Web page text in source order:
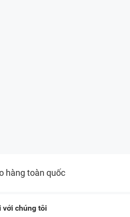
hàng toàn quốc
với chúng tôi